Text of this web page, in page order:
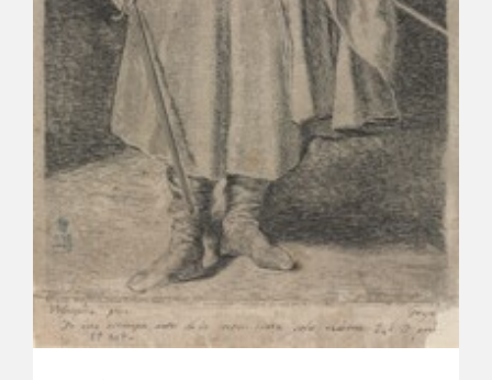
ACTUALIDAD
BLOG CUADERNO ITALIANO
FRANCISCO DE GOYA
CRONOLOGÍA